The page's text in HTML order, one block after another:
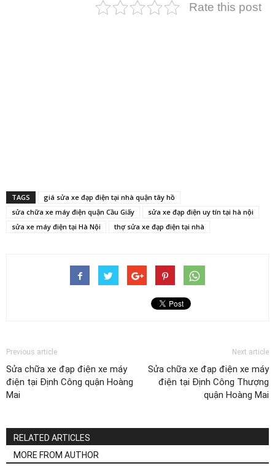
Rate this post
TAGS
giá sửa xe đạp điện tại nhà quận tây hồ
sửa chữa xe máy điện quận Cầu Giấy
sửa xe đạp điện uy tín tại hà nội
sửa xe máy điện tại Hà Nội
thợ sửa xe đạp điện tại nhà
Previous article
Sửa chữa xe đạp điện xe máy
điện tại Định Công quận Hoàng
Mai
Next article
Sửa chữa xe đạp điện xe máy
điện tại Định Công Thượng
quận Hoàng Mai
RELATED ARTICLES
MORE FROM AUTHOR